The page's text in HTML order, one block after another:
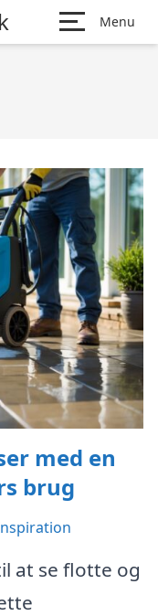
Menu
med en
brug
at se flotte og